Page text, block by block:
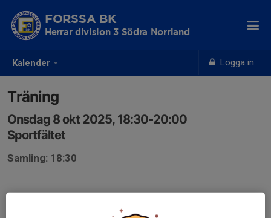
Kalender Logga in
FORSSA BK
Herrar division 3 Södra Norrland
Träning
Onsdag 8 okt 2025, 18:30-20:00
Sportfältet
Samling: 18:30